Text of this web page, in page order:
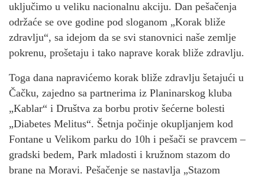
uključimo u veliku nacionalnu akciju. Dan pešačenja
održaće se ove godine pod sloganom „Korak bliže
zdravlju“, sa idejom da se svi stanovnici naše zemlje
pokrenu, prošetaju i tako naprave korak bliže zdravlju.
Toga dana napravićemo korak bliže zdravlju šetajući u
Čačku, zajedno sa partnerima iz Planinarskog kluba
„Kablar“ i Društva za borbu protiv šećerne bolesti
„Diabetes Melitus“. Šetnja počinje okupljanjem kod
Fontane u Velikom parku do 10h i pešači se pravcem –
gradski bedem, Park mladosti i kružnom stazom do
brane na Moravi. Pešačenje se nastavlja „Stazom